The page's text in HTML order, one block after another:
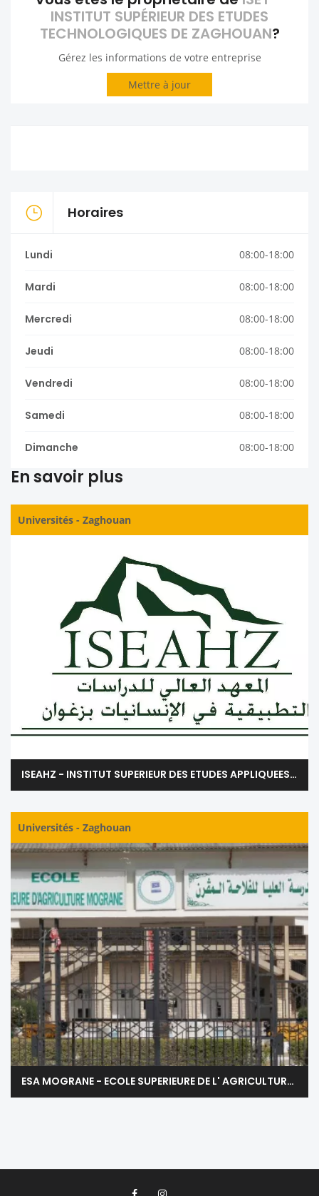
INSTITUT SUPÉRIEUR DES ETUDES
TECHNOLOGIQUES DE ZAGHOUAN?
Gérez les informations de votre entreprise
Mettre à jour
Horaires
Lundi 08:00-18:00
Mardi 08:00-18:00
Mercredi 08:00-18:00
Jeudi 08:00-18:00
Vendredi 08:00-18:00
Samedi 08:00-18:00
Dimanche 08:00-18:00
En savoir plus
Universités - Zaghouan
ISEAHZ - INSTITUT SUPERIEUR DES ETUDES APPLIQUEES EN HUMANITES DE ZAGHOUAN
Universités - Zaghouan
ESA MOGRANE - ECOLE SUPERIEURE DE L' AGRICULTURE DE MOGRANE - ZAGHOUAN